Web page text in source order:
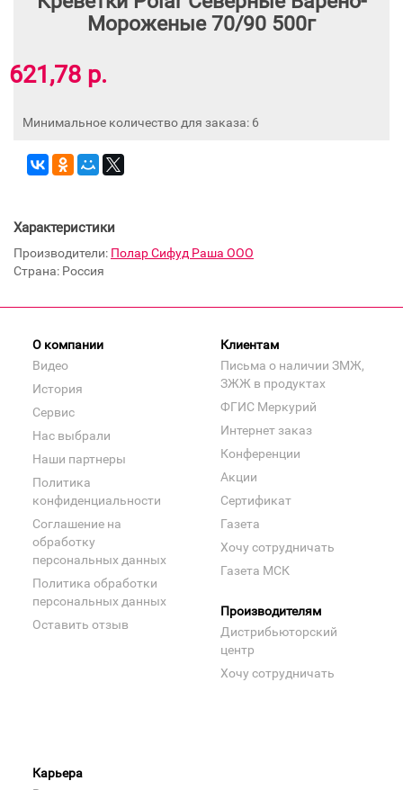
Мороженые 70/90 500г
621,78 р.
Минимальное количество для заказа: 6
Характеристики
Производители: Полар Сифуд Раша ООО
Страна: Россия
О компании
Видео
История
Сервис
Нас выбрали
Наши партнеры
Политика
конфиденциальности
Соглашение на
обработку
персональных данных
Политика обработки
персональных данных
Оставить отзыв
Клиентам
Письма о наличии ЗМЖ,
ЗЖЖ в продуктах
ФГИС Меркурий
Интернет заказ
Конференции
Акции
Сертификат
Газета
Хочу сотрудничать
Газета МСК
Производителям
Дистрибьюторский
центр
Хочу сотрудничать
Карьера